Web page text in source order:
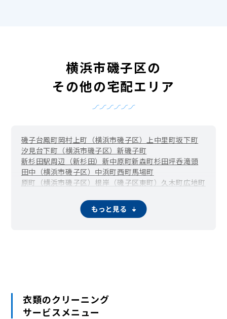
横浜市磯子区の
その他の宅配エリア
磯子台鳳町岡村上町（横浜市磯子区）上中里町坂下町
汐見台下町（横浜市磯子区） 新磯子町
新杉田駅周辺（新杉田） 新中原町新森町杉田坪呑滝頭
田中（横浜市磯子区） 中浜町西町馬場町
原町（横浜市磯子区） 根岸（磯子区東町） 久木町広地町
もっと見る
衣類のクリーニング
サービスメニュー